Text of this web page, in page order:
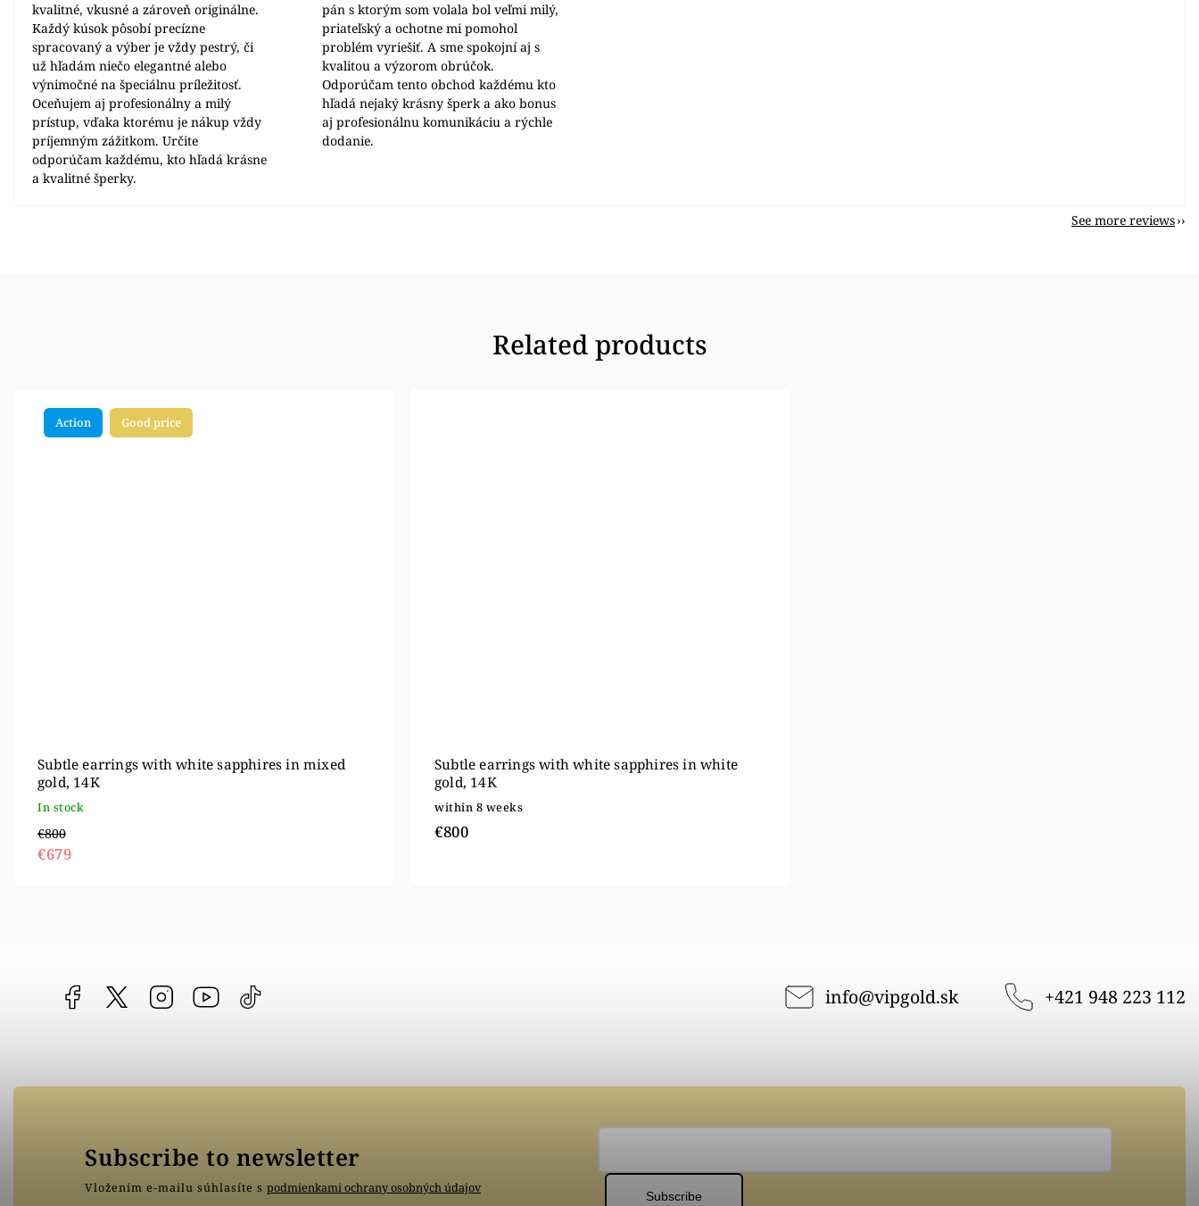
kvalitné, vkusné a zároveň originálne.
Každý kúsok pôsobí precízne
spracovaný a výber je vždy pestrý, či
už hľadám niečo elegantné alebo
výnimočné na špeciálnu príležitosť.
Oceňujem aj profesionálny a milý
prístup, vďaka ktorému je nákup vždy
príjemným zážitkom. Určite
odporúčam každému, kto hľadá krásne
a kvalitné šperky.
pán s ktorým som volala bol veľmi milý,
priateľský a ochotne mi pomohol
problém vyriešiť. A sme spokojní aj s
kvalitou a výzorom obrúčok.
Odporúčam tento obchod každému kto
hľadá nejaký krásny šperk a ako bonus
aj profesionálnu komunikáciu a rýchle
dodanie.
See more reviews
Related products
Action Good price
Subtle earrings with white sapphires in mixed
gold, 14K
In stock
€800
€679
Subtle earrings with white sapphires in white
gold, 14K
within 8 weeks
€800
Facebook vipgoldsk InstagramYouTube info@vipgold.sk +421 948 223 112
Subscribe to newsletter
Vložením e-mailu súhlasíte s podmienkami ochrany osobných údajov
Subscribe